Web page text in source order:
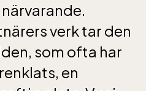
verk tar den
som ofta har
en
inkluderad i
helger 10-16, april
10-18,